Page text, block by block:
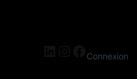
LinkedIn
Instagram
Connexion